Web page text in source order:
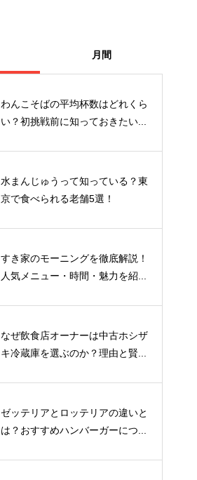
月間
わんこそばの平均杯数はどれくら
い？初挑戦前に知っておきたい...
水まんじゅうって知っている？東
京で食べられる老舗5選！
すき家のモーニングを徹底解説！
人気メニュー・時間・魅力を紹...
なぜ飲食店オーナーは中古ホシザ
キ冷蔵庫を選ぶのか？理由と賢...
ゼッテリアとロッテリアの違いと
は？おすすめハンバーガーにつ...